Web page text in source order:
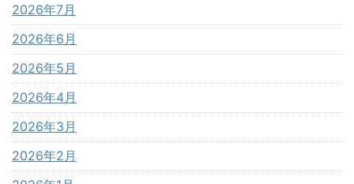
2026年7月
2026年6月
2026年5月
2026年4月
2026年3月
2026年2月